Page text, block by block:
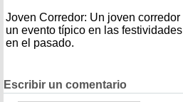
Joven Corredor: Un joven
un evento típico en las
en el pasado.
Escribir un comentario